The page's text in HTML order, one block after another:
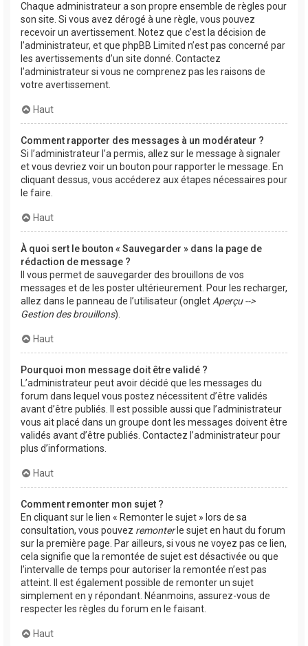
Chaque administrateur a son propre ensemble de règles pour
son site. Si vous avez dérogé à une règle, vous pouvez
recevoir un avertissement. Notez que c’est la décision de
l’administrateur, et que phpBB Limited n’est pas concerné par
les avertissements d’un site donné. Contactez
l’administrateur si vous ne comprenez pas les raisons de
votre avertissement.
Haut
Comment rapporter des messages à un modérateur ?
Si l’administrateur l’a permis, allez sur le message à signaler
et vous devriez voir un bouton pour rapporter le message. En
cliquant dessus, vous accéderez aux étapes nécessaires pour
le faire.
Haut
À quoi sert le bouton « Sauvegarder » dans la page de
rédaction de message ?
Il vous permet de sauvegarder des brouillons de vos
messages et de les poster ultérieurement. Pour les recharger,
allez dans le panneau de l’utilisateur (ongletAperçu -->
Gestion des brouillons).
Haut
Pourquoi mon message doit être validé ?
L’administrateur peut avoir décidé que les messages du
forum dans lequel vous postez nécessitent d’être validés
avant d’être publiés. Il est possible aussi que l’administrateur
vous ait placé dans un groupe dont les messages doivent être
validés avant d’être publiés. Contactez l’administrateur pour
plus d’informations.
Haut
Comment remonter mon sujet ?
En cliquant sur le lien « Remonter le sujet » lors de sa
consultation, vous pouvez remonterle sujet en haut du forum
sur la première page. Par ailleurs, si vous ne voyez pas ce lien,
cela signifie que la remontée de sujet est désactivée ou que
l’intervalle de temps pour autoriser la remontée n’est pas
atteint. Il est également possible de remonter un sujet
simplement en y répondant. Néanmoins, assurez-vous de
respecter les règles du forum en le faisant.
Haut